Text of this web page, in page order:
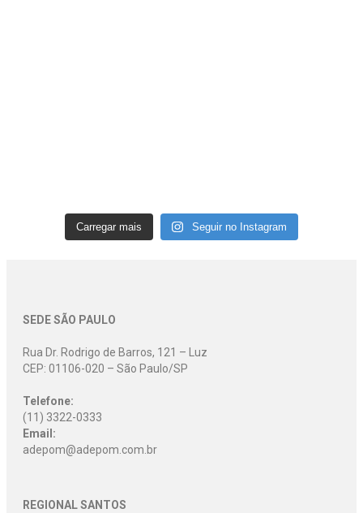
Carregar mais Seguir no Instagram
SEDE SÃO PAULO
Rua Dr. Rodrigo de Barros, 121 – Luz
CEP: 01106-020 – São Paulo/SP
Telefone:
(11) 3322-0333
Email:
adepom@adepom.com.br
REGIONAL SANTOS